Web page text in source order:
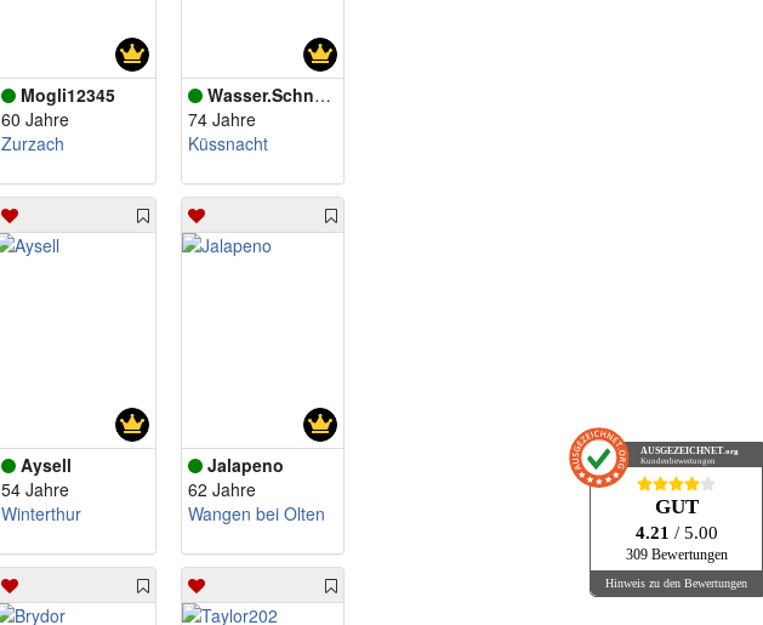
AUSGEZEICHNET.org
Kundenbewertungen
GUT
4.21 / 5.00
309 Bewertungen
Hinweis zu den Bewertungen
Mogli12345
60 Jahre
Zurzach
Wasser.Schnee...und.no.meh
74 Jahre
Küssnacht
Aysell
54 Jahre
Winterthur
Jalapeno
62 Jahre
Wangen bei Olten